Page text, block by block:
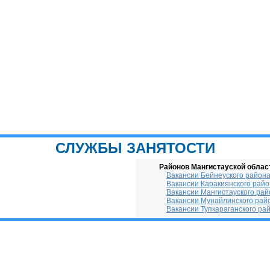
СЛУЖБЫ ЗАНЯТОСТИ
Районов Мангистауской
Вакансии Бейнеуского района
Вакансии Каракиянского
Вакансии Мангистауского
Вакансии Мунайлинского
Вакансии Тупкараганского